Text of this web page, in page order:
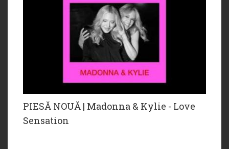
PIESĂ NOUĂ | Madonna & Kylie - Love
Sensation